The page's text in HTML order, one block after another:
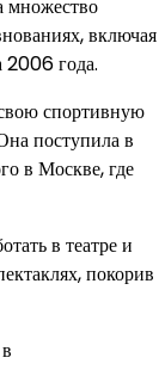
множество
включая
года.
спортивную
поступила в
в Москве, где
в театре и
покорив